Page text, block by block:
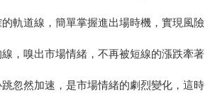
軌道線，簡單掌握進出場時機，實現風險
，嗅出市場情緒，不再被短線的漲跌牽著
忽然加速，是市場情緒的劇烈變化，這時